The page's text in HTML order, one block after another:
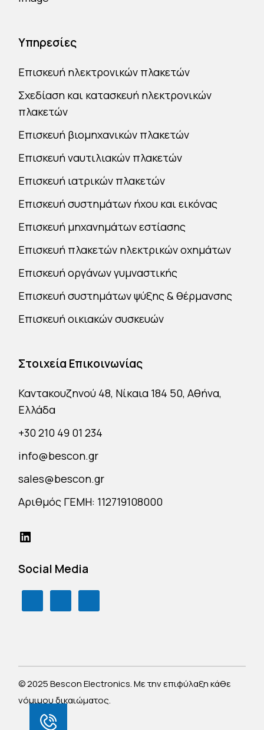
Υπηρεσίες
Επισκευή ηλεκτρονικών πλακετών
Σχεδίαση και κατασκευή ηλεκτρονικών
πλακετών
Επισκευή βιομηχανικών πλακετών
Επισκευή ναυτιλιακών πλακετών
Επισκευή ιατρικών πλακετών
Επισκευή συστημάτων ήχου και εικόνας
Επισκευή μηχανημάτων εστίασης
Επισκευή πλακετών ηλεκτρικών οχημάτων
Επισκευή οργάνων γυμναστικής
Επισκευή συστημάτων ψύξης & θέρμανσης
Επισκευή οικιακών συσκευών
Στοιχεία Επικοινωνίας
Καντακουζηνού 48, Νίκαια 184 50, Αθήνα,
Ελλάδα
+30 210 49 01 234
info@bescon.gr
sales@bescon.gr
Αριθμός ΓΕΜΗ: 112719108000
Social Media
© 2025 Bescon Electronics. Με την επιφύλαξη κάθε
νόμιμου δικαιώματος.